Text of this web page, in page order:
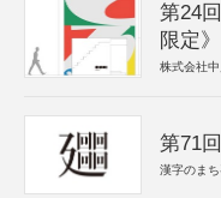
第24
限定》
株式会社
第71
漢字のま